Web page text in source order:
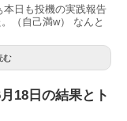
本日も投機の実践報告
（自己満w） なんと
む
18日の結果とト